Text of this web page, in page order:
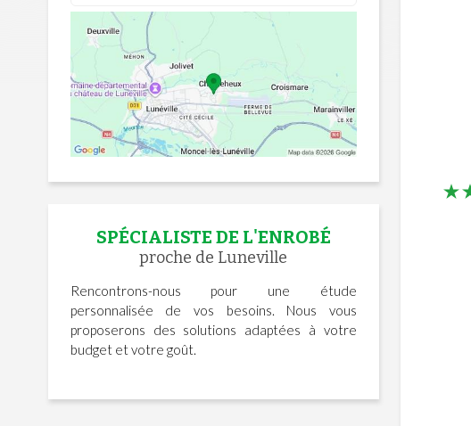
SPÉCIALISTE DE L'ENROBÉ
proche de Luneville
Rencontrons-nous pour une étude
personnalisée de vos besoins. Nous vous
proposerons des solutions adaptées à votre
budget et votre goût.